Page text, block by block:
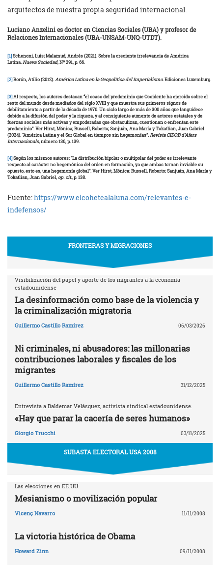
arquitectos de nuestra propia seguridad internacional.
Luciano Anzelini es doctor en Ciencias Sociales (UBA) y profesor de
Relaciones Internacionales (UBA-UNSAM-UNQ-UTDT).
[1]Schenoni, Luis; Malamud, Andrés (2021). Sobre la creciente irrelevancia de América
Latina.Nueva Sociedad, Nº 291, p. 66.
[2]Borón, Atilio (2012).América Latina en la Geopolítica del Imperialismo. Ediciones Luxemburg.
[3]Al respecto, los autores destacan “el ocaso del predominio que Occidente ha ejercido sobre el
resto del mundo desde mediados del siglo XVIII y que muestra sus primeros signos de
debilitamiento a partir de la década de 1970. Un ciclo largo de más de 300 años que languidece
debido a la difusión del poder y la riqueza, y al consiguiente aumento de actores estatales y de
fuerzas sociales más activas y empoderadas que obstaculizan, cuestionan o enfrentan este
predominio”. Ver Hirst, Mónica; Russell, Roberto; Sanjuán, Ana María y Tokatlian, Juan Gabriel
(2024). “América Latina y el Sur Global en tiempos sin hegemonías”. Revista CIDOB d’Afers
Internacionals, número 136, p. 139.
[4]Según los mismos autores: “La distribución bipolar o multipolar del poder es irrelevante
respecto al carácter no hegemónico del orden en formación, ya que ambas tornan inviable su
opuesto, esto es, una hegemonía global”. Ver Hirst, Mónica; Russell, Roberto; Sanjuán, Ana María y
Tokatlian, Juan Gabriel, op. cit., p. 138.
Fuente:https://www.elcohetealaluna.com/relevantes-e-
indefensos/
FRONTERAS Y MIGRACIONES
Visibilización del papel y aporte de los migrantes a la economía
estadounidense
La desinformación como base de la violencia y
la criminalización migratoria
Guillermo Castillo Ramírez 06/03/2026
Ni criminales, ni abusadores: las millonarias
contribuciones laborales y fiscales de los
migrantes
Guillermo Castillo Ramírez 31/12/2025
Entrevista a Baldemar Velásquez, activista sindical estadounidense.
«Hay que parar la cacería de seres humanos»
Giorgio Trucchi 03/11/2025
SUBASTA ELECTORAL USA 2008
Las elecciones en EE.UU.
Mesianismo o movilización popular
Vicenç Navarro 11/11/2008
La victoria histórica de Obama
Howard Zinn 09/11/2008